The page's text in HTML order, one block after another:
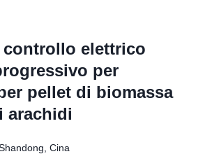
controllo elettrico
per
pellet di biomassa
arachidi
Cina